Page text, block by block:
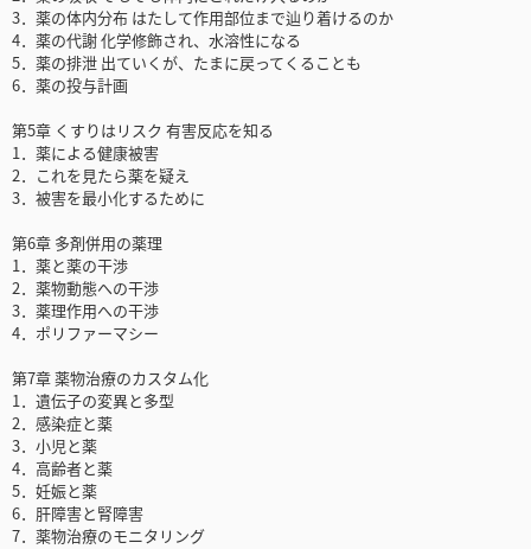
3．薬の体内分布 はたして作用部位まで辿り着けるのか
4．薬の代謝 化学修飾され、水溶性になる
5．薬の排泄 出ていくが、たまに戻ってくることも
6．薬の投与計画
第5章 くすりはリスク 有害反応を知る
1．薬による健康被害
2．これを見たら薬を疑え
3．被害を最小化するために
第6章 多剤併用の薬理
1．薬と薬の干渉
2．薬物動態への干渉
3．薬理作用への干渉
4．ポリファーマシー
第7章 薬物治療のカスタム化
1．遺伝子の変異と多型
2．感染症と薬
3．小児と薬
4．高齢者と薬
5．妊娠と薬
6．肝障害と腎障害
7．薬物治療のモニタリング